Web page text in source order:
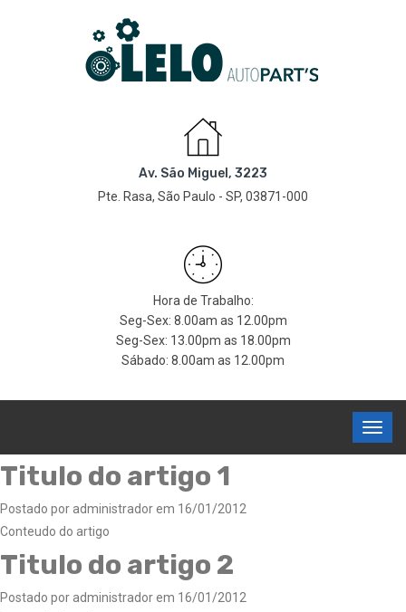
Av. São Miguel, 3223
Pte. Rasa, São Paulo - SP, 03871-000
Hora de Trabalho:
Seg-Sex: 8.00am as 12.00pm
Seg-Sex: 13.00pm as 18.00pm
Sábado: 8.00am as 12.00pm
Titulo do artigo 1
Postado por administrador em 16/01/2012
Conteudo do artigo
Titulo do artigo 2
Postado por administrador em 16/01/2012